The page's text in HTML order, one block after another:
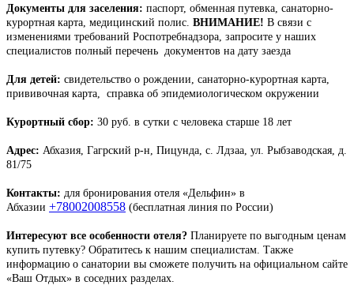
Документы для заселения: паспорт, обменная путевка, санаторно-
курортная карта, медицинский полис. ВНИМАНИЕ! В связи с
изменениями требований Роспотребнадзора, запросите у наших
специалистов полный перечень документов на дату заезда
Для детей: свидетельство о рождении, санаторно-курортная карта,
прививочная карта, справка об эпидемиологическом окружении
Курортный сбор: 30 руб. в сутки с человека старше 18 лет
Адрес: Абхазия, Гагрский р-н, Пицунда, с. Лдзаа, ул. Рыбзаводская, д.
81/75
Контакты: для бронирования отеля «Дельфин» в
Абхазии +78002008558 (бесплатная линия по России)
Интересуют все особенности отеля? Планируете по выгодным ценам
купить путевку? Обратитесь к нашим специалистам. Также
информацию о санатории вы сможете получить на официальном сайте
«Ваш Отдых» в соседних разделах.